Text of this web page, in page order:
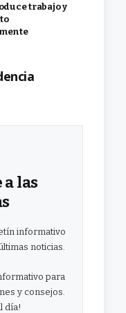
trabajo y
las
informativo
noticias.
para
y consejos.
día!